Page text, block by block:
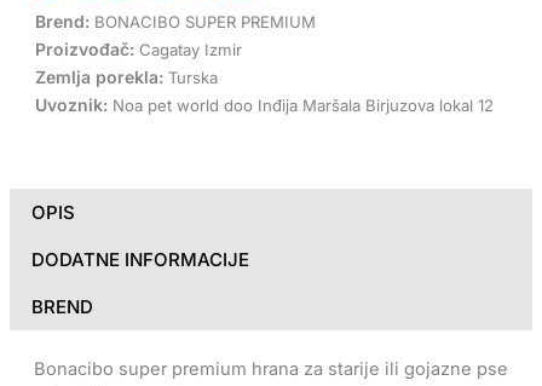
Brend: BONACIBO SUPER PREMIUM
Proizvođač: Cagatay Izmir
Zemlja porekla: Turska
Uvoznik: Noa pet world doo Inđija Maršala Birjuzova lokal 12
OPIS
DODATNE INFORMACIJE
BREND
Bonacibo super premium hrana za starije ili gojazne pse